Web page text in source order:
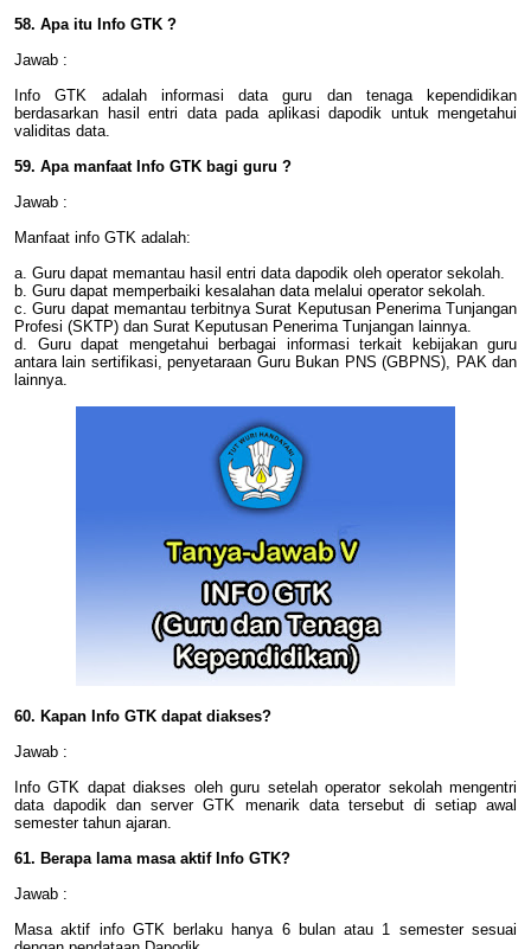
58. Apa itu Info GTK ?
Jawab :
Info GTK adalah informasi data guru dan tenaga kependidikan
berdasarkan hasil entri data pada aplikasi dapodik untuk mengetahui
validitas data.
59. Apa manfaat Info GTK bagi guru ?
Jawab :
Manfaat info GTK adalah:
a. Guru dapat memantau hasil entri data dapodik oleh operator sekolah.
b. Guru dapat memperbaiki kesalahan data melalui operator sekolah.
c. Guru dapat memantau terbitnya Surat Keputusan Penerima Tunjangan
Profesi (SKTP) dan Surat Keputusan Penerima Tunjangan lainnya.
d. Guru dapat mengetahui berbagai informasi terkait kebijakan guru
antara lain sertifikasi, penyetaraan Guru Bukan PNS (GBPNS), PAK dan
lainnya.
60. Kapan Info GTK dapat diakses?
Jawab :
Info GTK dapat diakses oleh guru setelah operator sekolah mengentri
data dapodik dan server GTK menarik data tersebut di setiap awal
semester tahun ajaran.
61. Berapa lama masa aktif Info GTK?
Jawab :
Masa aktif info GTK berlaku hanya 6 bulan atau 1 semester sesuai